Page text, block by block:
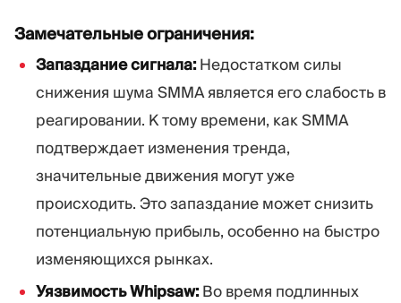
Замечательные ограничения:
Запаздание сигнала:Недостатком силы
снижения шума SMMA является его слабость в
реагировании. К тому времени, как SMMA
подтверждает изменения тренда,
значительные движения могут уже
происходить. Это запаздание может снизить
потенциальную прибыль, особенно на быстро
изменяющихся рынках.
Уязвимость Whipsaw:Во время подлинных